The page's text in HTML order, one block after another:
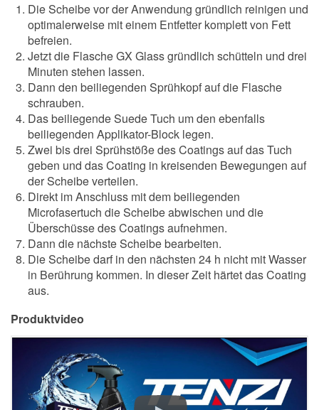
Die Scheibe vor der Anwendung gründlich reinigen und
optimalerweise mit einem Entfetter komplett von Fett
befreien.
Jetzt die Flasche GX Glass gründlich schütteln und drei
Minuten stehen lassen.
Dann den beiliegenden Sprühkopf auf die Flasche
schrauben.
Das beiliegende Suede Tuch um den ebenfalls
beiliegenden Applikator-Block legen.
Zwei bis drei Sprühstöße des Coatings auf das Tuch
geben und das Coating in kreisenden Bewegungen auf
der Scheibe verteilen.
Direkt im Anschluss mit dem beiliegenden
Microfasertuch die Scheibe abwischen und die
Überschüsse des Coatings aufnehmen.
Dann die nächste Scheibe bearbeiten.
Die Scheibe darf in den nächsten 24 h nicht mit Wasser
in Berührung kommen. In dieser Zeit härtet das Coating
aus.
Produktvideo